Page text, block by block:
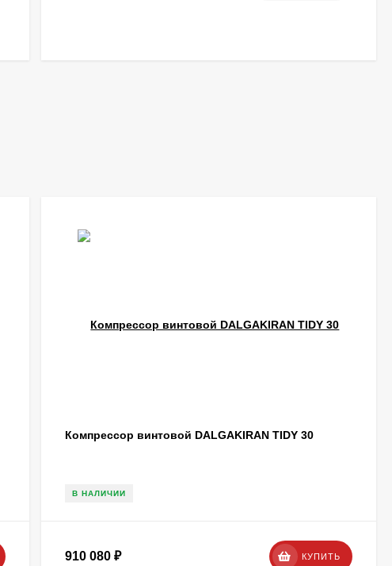
Компрессор винтовой DALGAKIRAN TIDY 30
В НАЛИЧИИ
910 080 ₽ КУПИТЬ